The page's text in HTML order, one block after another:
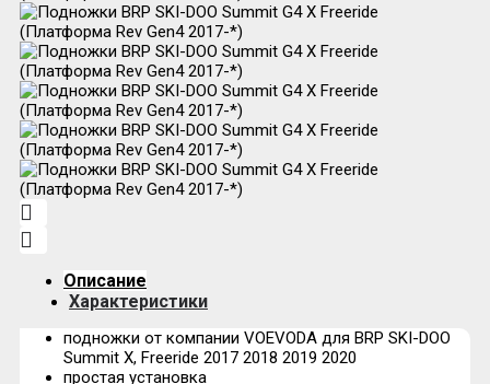
Описание
Характеристики
подножки от компании VOEVODA для BRP SKI-DOO
Summit X, Freeride 2017 2018 2019 2020
простая установка